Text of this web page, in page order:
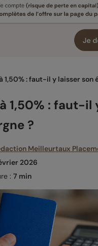
1,50% : faut-il y laisser son
1,50% : faut-il
?
Meilleurtaux
2026
: 7 min